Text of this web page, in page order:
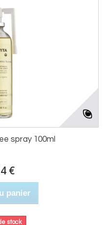
spray 100ml
€
panier
stock